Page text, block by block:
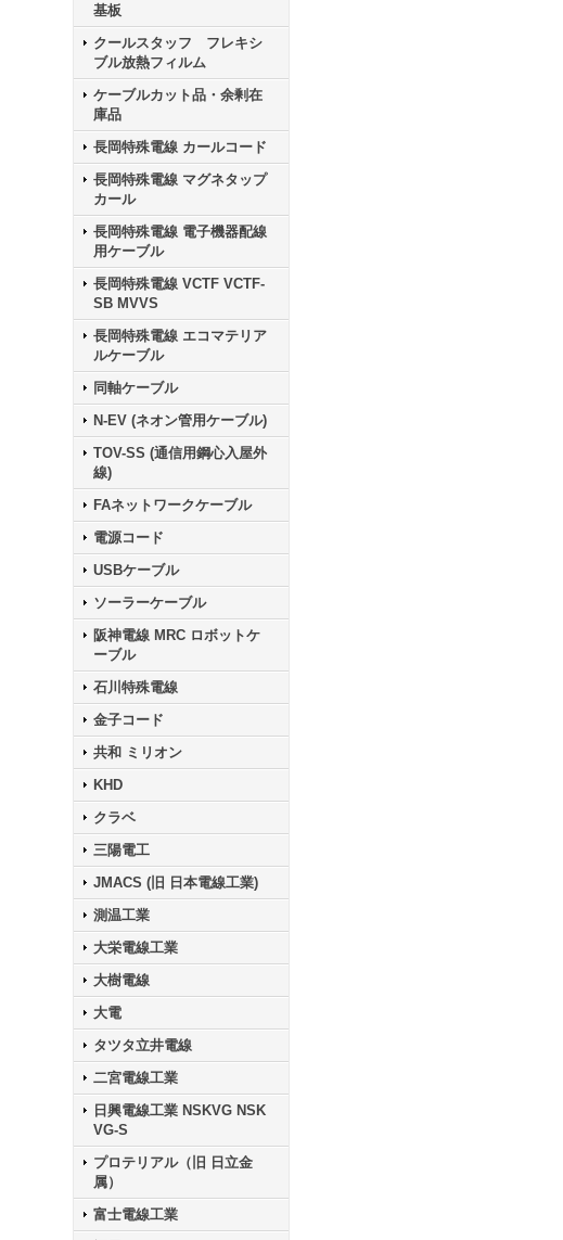
基板
クールスタッフ フレキシ
ブル放熱フィルム
ケーブルカット品・余剰在
庫品
長岡特殊電線 カールコード
長岡特殊電線 マグネタップ
カール
長岡特殊電線 電子機器配線
用ケーブル
長岡特殊電線 VCTF VCTF-
SB MVVS
長岡特殊電線 エコマテリア
ルケーブル
同軸ケーブル
N-EV (ネオン管用ケーブル)
TOV-SS (通信用鋼心入屋外
線)
FAネットワークケーブル
電源コード
USBケーブル
ソーラーケーブル
阪神電線 MRC ロボットケ
ーブル
石川特殊電線
金子コード
共和 ミリオン
KHD
クラベ
三陽電工
JMACS (旧 日本電線工業)
測温工業
大栄電線工業
大樹電線
大電
タツタ立井電線
二宮電線工業
日興電線工業 NSKVG NSK
VG-S
プロテリアル（旧 日立金
属）
富士電線工業